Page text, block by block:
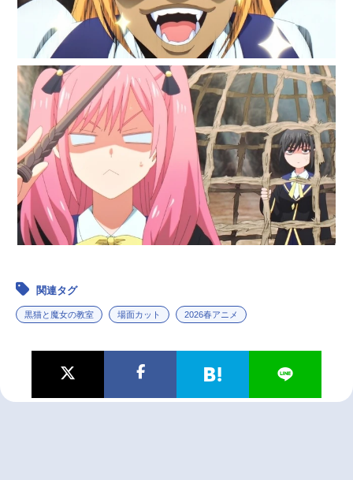
関連タグ
黒猫と魔女の教室 場面カット 2026春アニメ